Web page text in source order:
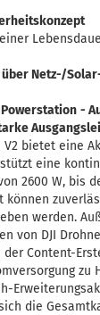
Netz-/
-
V2 bietet eine
eine
2600 W, bis
werden.
von DJI
Content-
zu
die